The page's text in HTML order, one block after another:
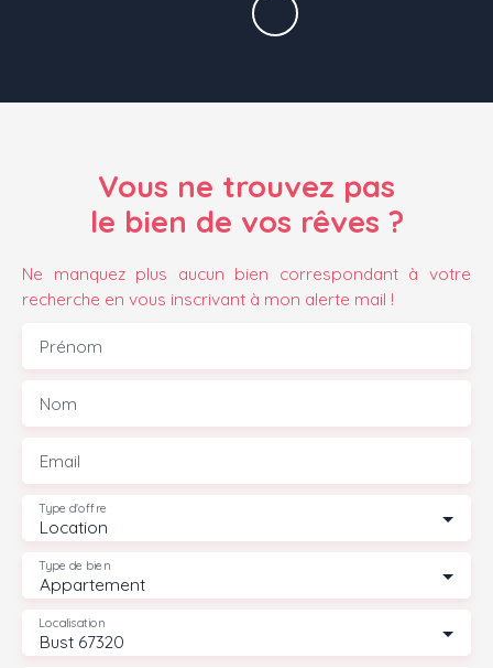
Vous ne trouvez pas
le bien de vos rêves ?
Ne manquez plus aucun bien correspondant à votre
recherche en vous inscrivant à mon alerte mail !
Prénom
Nom
Email
Location
Type d'offre
Appartement
Type de bien
Bust 67320
Localisation